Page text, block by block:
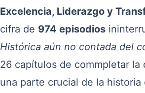
Excelencia, Liderazgo y
cifra de 974 episodios
Histórica aún no contada del
26 capítulos de commpletar
una parte crucial de la historia